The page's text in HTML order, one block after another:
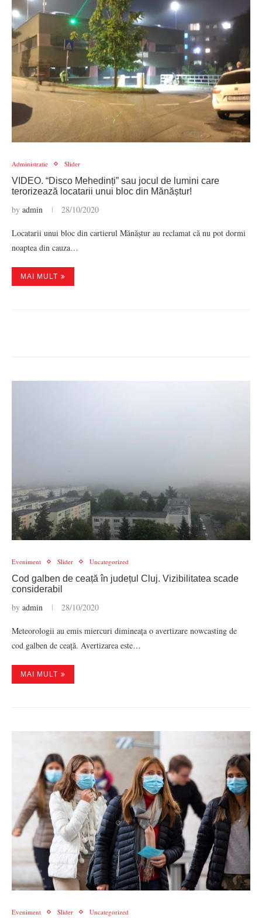
Administratie Slider
VIDEO. “Disco Mehedinți” sau jocul de lumini care
terorizează locatarii unui bloc din Mănăștur!
by admin 28/10/2020
Locatarii unui bloc din cartierul Mănăștur au reclamat că nu pot dormi
noaptea din cauza…
MAI MULT
Eveniment Slider Uncategorized
Cod galben de ceață în județul Cluj. Vizibilitatea scade
considerabil
by admin 28/10/2020
Meteorologii au emis miercuri dimineața o avertizare nowcasting de
cod galben de ceață. Avertizarea este…
MAI MULT
Eveniment Slider Uncategorized